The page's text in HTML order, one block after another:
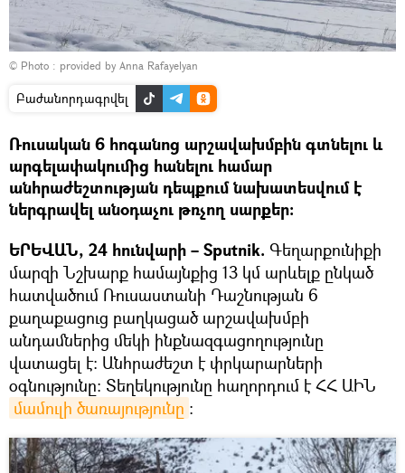
© Photo : provided by Anna Rafayelyan
Բաժանորդագրվել
Ռուսական 6 հոգանոց արշավախմբին գտնելու և
արգելափակումից հանելու համար
անհրաժեշտության դեպքում նախատեսվում է
ներգրավել անօդաչու թռչող սարքեր:
ԵՐԵՎԱՆ, 24 հունվարի – Sputnik. Գեղարքունիքի
մարզի Նշխարք համայնքից 13 կմ արևելք ընկած
հատվածում Ռուսաստանի Դաշնության 6
քաղաքացուց բաղկացած արշավախմբի
անդամներից մեկի ինքնազգացողությունը
վատացել է։ Անհրաժեշտ է փրկարարների
օգնությունը: Տեղեկությունը հաղորդում է ՀՀ ԱԻՆ
մամուլի ծառայությունը ։